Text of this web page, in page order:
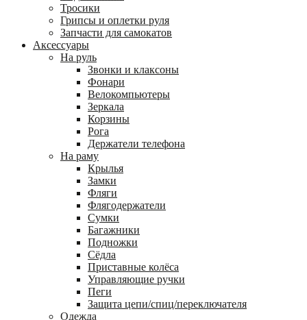
Тросики
Грипсы и оплетки руля
Запчасти для самокатов
Аксессуары
На руль
Звонки и клаксоны
Фонари
Велокомпьютеры
Зеркала
Корзины
Рога
Держатели телефона
На раму
Крылья
Замки
Фляги
Флягодержатели
Сумки
Багажники
Подножки
Сёдла
Приставные колёса
Управляющие ручки
Пеги
Защита цепи/спиц/переключателя
Одежда